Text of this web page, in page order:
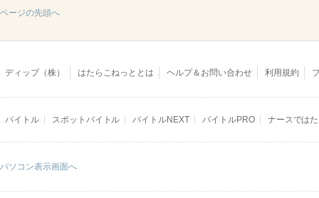
ページの先頭へ
ディップ（株） はたらこねっととは ヘルプ＆お問い合わせ 利用規約
バイトル スポットバイトル バイトルNEXT バイトルPRO ナースでは
パソコン表示画面へ